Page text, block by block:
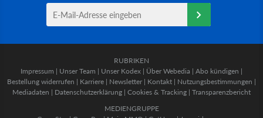
RUBRIKEN
Impressum | Unser Team | Unser Kodex | Über Webedia | Abo kündigen |
Bestellung widerrufen | Karriere | Newsletter | Kontakt | Nutzungsbestimmungen |
Mediadaten | Datenschutzerklärung | Cookies & Tracking | Transparenzbericht
MEDIENGRUPPE